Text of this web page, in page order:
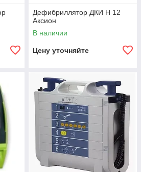
Дефибриллятор ДКИ Н 12
Аксион
В наличии
Цену уточняйте